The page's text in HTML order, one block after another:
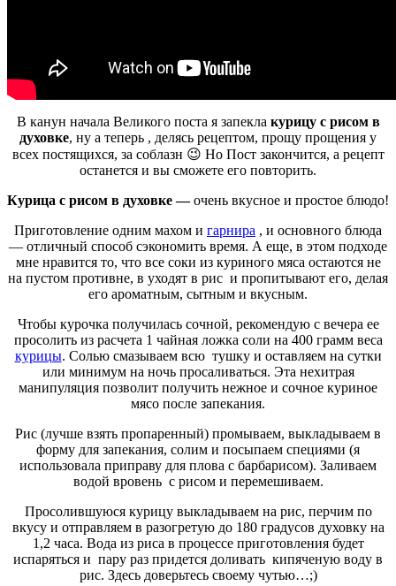
В канун начала Великого поста я запекла курицу с рисом в
духовке, ну а теперь , делясь рецептом, прощу прощения у
всех постящихся, за соблазн 😉 Но Пост закончится, а рецепт
останется и вы сможете его повторить.
Курица с рисом в духовке —очень вкусное и простое блюдо!
Приготовление одним махом и гарнира , и основного блюда
— отличный способ сэкономить время. А еще, в этом подходе
мне нравится то, что все соки из куриного мяса остаются не
на пустом противне, в уходят в рис и пропитывают его, делая
его ароматным, сытным и вкусным.
Чтобы курочка получилась сочной, рекомендую с вечера ее
просолить из расчета 1 чайная ложка соли на 400 грамм веса
курицы. Солью смазываем всю тушку и оставляем на сутки
или минимум на ночь просаливаться. Эта нехитрая
манипуляция позволит получить нежное и сочное куриное
мясо после запекания.
Рис (лучше взять пропаренный) промываем, выкладываем в
форму для запекания, солим и посыпаем специями (я
использовала приправу для плова с барбарисом). Заливаем
водой вровень с рисом и перемешиваем.
Просолившуюся курицу выкладываем на рис, перчим по
вкусу и отправляем в разогретую до 180 градусов духовку на
1,2 часа. Вода из риса в процессе приготовления будет
испаряться и пару раз придется доливать кипяченую воду в
рис. Здесь доверьтесь своему чутью…;)